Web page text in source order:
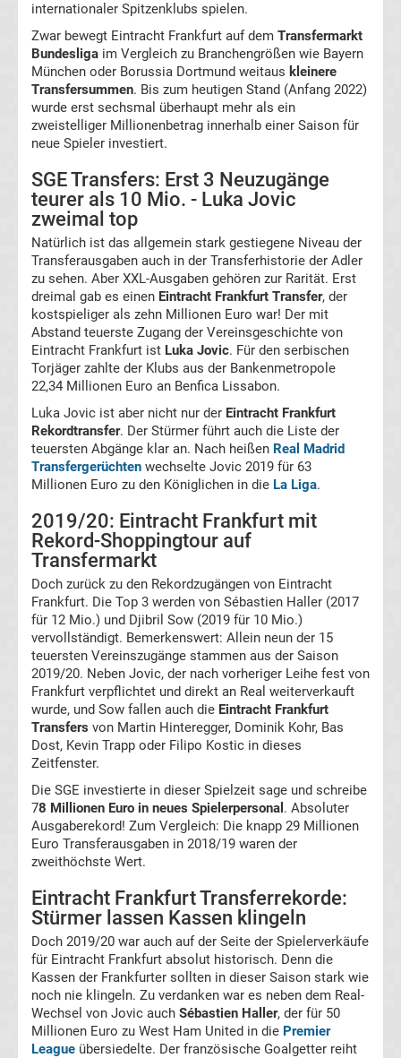
Ergebnisse
3.
Liga
Tabelle
DFB-
Pokal
Ergebnisse
Champions
League
Tabelle
Champions
Ergebnisse
Europa
League
Tabelle
Europa
League
Ergebnisse
Conference
League
Erg.
Conference
League
internationaler Spitzenklubs spielen.
Zwar bewegt Eintracht Frankfurt auf dem Transfermarkt
Bundesliga im Vergleich zu Branchengrößen wie Bayern
München oder Borussia Dortmund weitaus kleinere
Transfersummen. Bis zum heutigen Stand (Anfang 2022)
wurde erst sechsmal überhaupt mehr als ein
zweistelliger Millionenbetrag innerhalb einer Saison für
neue Spieler investiert.
SGE Transfers: Erst 3 Neuzugänge
teurer als 10 Mio. - Luka Jovic
zweimal top
Natürlich ist das allgemein stark gestiegene Niveau der
Transferausgaben auch in der Transferhistorie der Adler
zu sehen. Aber XXL-Ausgaben gehören zur Rarität. Erst
dreimal gab es einen Eintracht Frankfurt Transfer, der
kostspieliger als zehn Millionen Euro war! Der mit
Abstand teuerste Zugang der Vereinsgeschichte von
Eintracht Frankfurt ist Luka Jovic. Für den serbischen
Torjäger zahlte der Klubs aus der Bankenmetropole
22,34 Millionen Euro an Benfica Lissabon.
Luka Jovic ist aber nicht nur der Eintracht Frankfurt
Rekordtransfer. Der Stürmer führt auch die Liste der
teuersten Abgänge klar an. Nach heißen Real Madrid
Transfergerüchten wechselte Jovic 2019 für 63
Millionen Euro zu den Königlichen in die La Liga.
2019/20: Eintracht Frankfurt mit
Rekord-Shoppingtour auf
Transfermarkt
Doch zurück zu den Rekordzugängen von Eintracht
Frankfurt. Die Top 3 werden von Sébastien Haller (2017
für 12 Mio.) und Djibril Sow (2019 für 10 Mio.)
vervollständigt. Bemerkenswert: Allein neun der 15
teuersten Vereinszugänge stammen aus der Saison
2019/20. Neben Jovic, der nach vorheriger Leihe fest von
Frankfurt verpflichtet und direkt an Real weiterverkauft
wurde, und Sow fallen auch die Eintracht Frankfurt
Transfers von Martin Hinteregger, Dominik Kohr, Bas
Dost, Kevin Trapp oder Filipo Kostic in dieses
Zeitfenster.
Die SGE investierte in dieser Spielzeit sage und schreibe
78 Millionen Euro in neues Spielerpersonal . Absoluter
Ausgaberekord! Zum Vergleich: Die knapp 29 Millionen
Euro Transferausgaben in 2018/19 waren der
zweithöchste Wert.
Eintracht Frankfurt Transferrekorde:
Stürmer lassen Kassen klingeln
Doch 2019/20 war auch auf der Seite der Spielerverkäufe
für Eintracht Frankfurt absolut historisch. Denn die
Kassen der Frankfurter sollten in dieser Saison stark wie
noch nie klingeln. Zu verdanken war es neben dem Real-
Wechsel von Jovic auch Sébastien Haller, der für 50
Millionen Euro zu West Ham United in die Premier
League übersiedelte. Der französische Goalgetter reiht